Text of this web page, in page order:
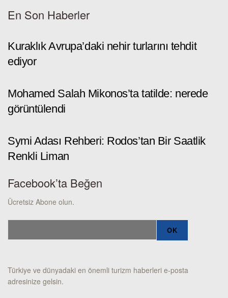
En Son Haberler
Kuraklık Avrupa’daki nehir turlarını tehdit
ediyor
Mohamed Salah Mikonos’ta tatilde: nerede
görüntülendi
Symi Adası Rehberi: Rodos’tan Bir Saatlik
Renkli Liman
Facebook’ta Beğen
Ücretsiz Abone olun.
Türkiye ve dünyadaki en önemli turizm haberleri e-posta
adresinize gelsin.